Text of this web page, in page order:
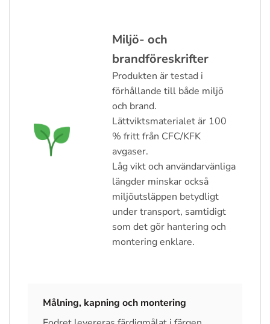
Miljö- och
brandföreskrifter
Produkten är testad i
förhållande till både miljö
och brand.
Lättviktsmaterialet är 100
% fritt från CFC/KFK
avgaser.
Låg vikt och användarvänliga
längder minskar också
miljöutsläppen betydligt
under transport, samtidigt
som det gör hantering och
montering enklare.
Målning, kapning och montering